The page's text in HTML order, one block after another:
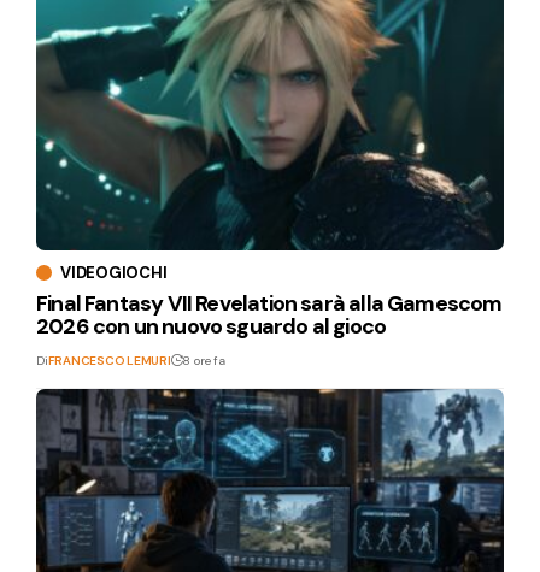
VIDEOGIOCHI
Final Fantasy VII Revelation sarà alla Gamescom
2026 con un nuovo sguardo al gioco
DiFRANCESCO LEMURI 8 ore fa